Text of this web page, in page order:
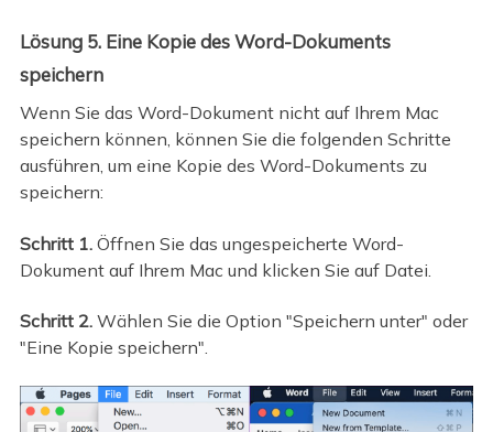
Lösung 5. Eine Kopie des Word-Dokuments
speichern
Wenn Sie das Word-Dokument nicht auf Ihrem Mac
speichern können, können Sie die folgenden Schritte
ausführen, um eine Kopie des Word-Dokuments zu
speichern:
Schritt 1. Öffnen Sie das ungespeicherte Word-
Dokument auf Ihrem Mac und klicken Sie auf Datei.
Schritt 2. Wählen Sie die Option "Speichern unter" oder
"Eine Kopie speichern".